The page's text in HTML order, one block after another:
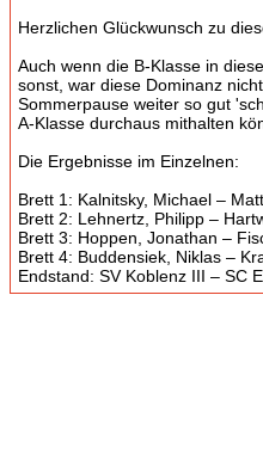
Herzlichen Glückwunsch zu
Auch wenn die B-Klasse in
sonst, war diese Dominanz
Sommerpause weiter so gut
A-Klasse durchaus mithalten
Die Ergebnisse im Einzelnen:
Brett 1: Kalnitsky, Michael –
Brett 2: Lehnertz, Philipp –
Brett 3: Hoppen, Jonathan –
Brett 4: Buddensiek, Niklas –
Endstand: SV Koblenz III – SC